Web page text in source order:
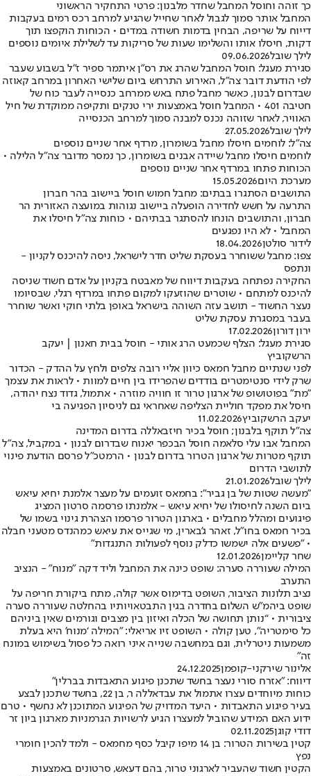
כך זוהה וחוסל המחבל שחדר מלבנון: פרטי התחקיר הראשוני
המחבל אותר סמוך לגבול לאחר שחייל שהגיע למרחב רכס רמים בעקבות
דייוח על שריפה, הבחין בדמות חשודה במדים • הכוחות הוקפצו תוך
דקות, חיסלו אותו והשלימו שעות של סריקות עד לשלילת איומים נוספים
לילך שובל09.06.2026
סגירת מעגל: חוסל המחבל שהרג את רס"ן איתמר ספיר ז"ל בשבוע שעבר
לפי הודעת דובר צה״ל, האירוע התרחש ביום שלישי האחרון במרחב קאוזה
שבדרום לבנון, כאשר מחבל פתח באש ממרחב כנסייה לעבר כוח של
חטיבה 401 • המחבל חוסל באמצעות ירי טנקים ותקיפה ממוקדת של חיל
האוויר, לאחר שזוהה נכנס למבנה סמוך למרחב הכנסייה
לילך שובל27.05.2026
צה"ל: לוחמים חיסלו מחבל בשומרון, מרדף אחר שניים נוספים
לוחמים חיסלו מחבל שיידה אבנים בשומרון, כך נמסר מדובר צה"ל הלילה •
הכוחות פתחו במרדף אחר שניים נוספים
מערכת היום15.05.2026
התושבים הסתגרו בבתים: מחבל חמוש חוסל ביישוב בהר חברון
התרעה על חשש לחדירה הופעלה ביישוב נגוהות במועצה האזורית הר
חברון, והתושבים הונחו להסתגר בבתיהם • כוחות צה״ל חיסלו את
המחבל • לא היו נפגעים
לידור סולטן18.04.2026
צפו: מחבל ששוחרר בעסקת שליט חדר לישראל, ניסה להיכנס לקניון -
ונתפס
החקירה נפתחה בעקבות דיווח של מאבטח בקניון על אדם חשוד שניסה
להיכנס למתחם • שוטרים שהוזעקו למקום פתחו במרדף רגלי, שבסיומו
נעצר החשוד - תושב עזה השוהה בישראל באופן בלתי חוקי ואשר שוחרר
בעבר במסגרת עסקת שליט
ירון דורון17.02.2026
סגירת מעגל: הצלף שכמעט הרג אותי - חוסל בבית חאנון | יעקב
הרשקוביץ
לפני שנתיים מחבל חמאס כיוון אליי רובה צלפים ולחץ על ההדק - הכדור
שרק לידי סנטימטרים בודדים שהפרידו בין חיים למוות • לראות את עצמך
"מת" בפוטושופ של ארגון טרור זו חוויה מוזרה • אתמול, גדוד נצח יהודה,
חיסל את מפקד חוליית הצליפה שאחראי גם לניסיון הפגיעה בי
יעקב הרשקוביץ11.02.2026
צה"ל תוקף בלבנון; חוסל בכיר חיזבאללה בדרום המדינה
המחבל אבו עלי סלאמה חוסל הבכפר יאנוח שבדרום לבנון • במקביל, צה"ל
תוקף מטרות של ארגון הטרור בדרום לבנון • הרמטכ"ל פרסם הודעת פינוי
לתושבי הדרום
לילך שובל21.01.2026
"מעשה שטות של בן גביר": בחמאס זועמים על מעצר אלמנת יחיא עיאש
ביום השנה לחיסולו של יחיא עיאש - אלמנתו פרסמה סרטון המציג
פיגועים ומהלל מחבלים • בארגון הטרור פרסמו הצהרת גינוי בשמו של
בכיר חמאס בחו"ל, זאהר ג'בארין, מי שגייס את עיאש כמהנדס מטעני חבלה
• "פשעים אלה ישמשו כדלק נוסף לפעולות התנגדות"
שחר קליימן12.01.2026
המילה שעוררה סערה: שופט כינה את המחבל וליד דקה "מנוח" - הנציב
התערב
נציב תלונות הציבור, השופט בדימוס אשר קולה, מתח ביקורת חריפה על
שופט ביהמ"ש השלום בחדרה בגין התבטאויותיו בהחלטה שעוררה סערה
ציבורית • “נותן תחושה של הכלה ואיזון בין מצבים וגורמים שאין ביניהם
כל סימטריה", טען קולה • השופט זיו אריאלי: "המילה ‘מנוח’ היא בעלת
משמעות ניטרלית, וגם במחשבה שנייה איני רואה כל פסול בשימוש במונח
זה"
אלינור שירקני-קופמן24.12.2025
דיווח: "אזרח סורי נעצר בחשד שתכנן פיגוע התאבדות בברלין"
כוחות מיוחדים עצרו אתמול את עבדאללה ר, בן 22, בחשד שתכנן לבצע
בעיר פיגוע התאבדות • היעד המדויק של הפיגוע המתוכנן לא נחשף • טרם
ידוע האם המידע שהוביל למעצרו הגיע לרשויות הגרמניות מארגון ביון זר
דודי קוגן02.11.2025
קטין בשירות הטרור: בן 14 מיפו קיבל כסף מחמאס - ולמד להכין חומרי
נפץ
הקטין חשוד שהעביר לארגוני טרור, בהם דעאש, סרטונים באמצעות